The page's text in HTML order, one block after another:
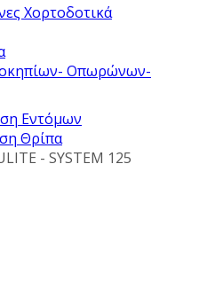
Χορτοδοτικά
Οπωρώνων-
Εντόμων
Θρίπα
- SYSTEM 125